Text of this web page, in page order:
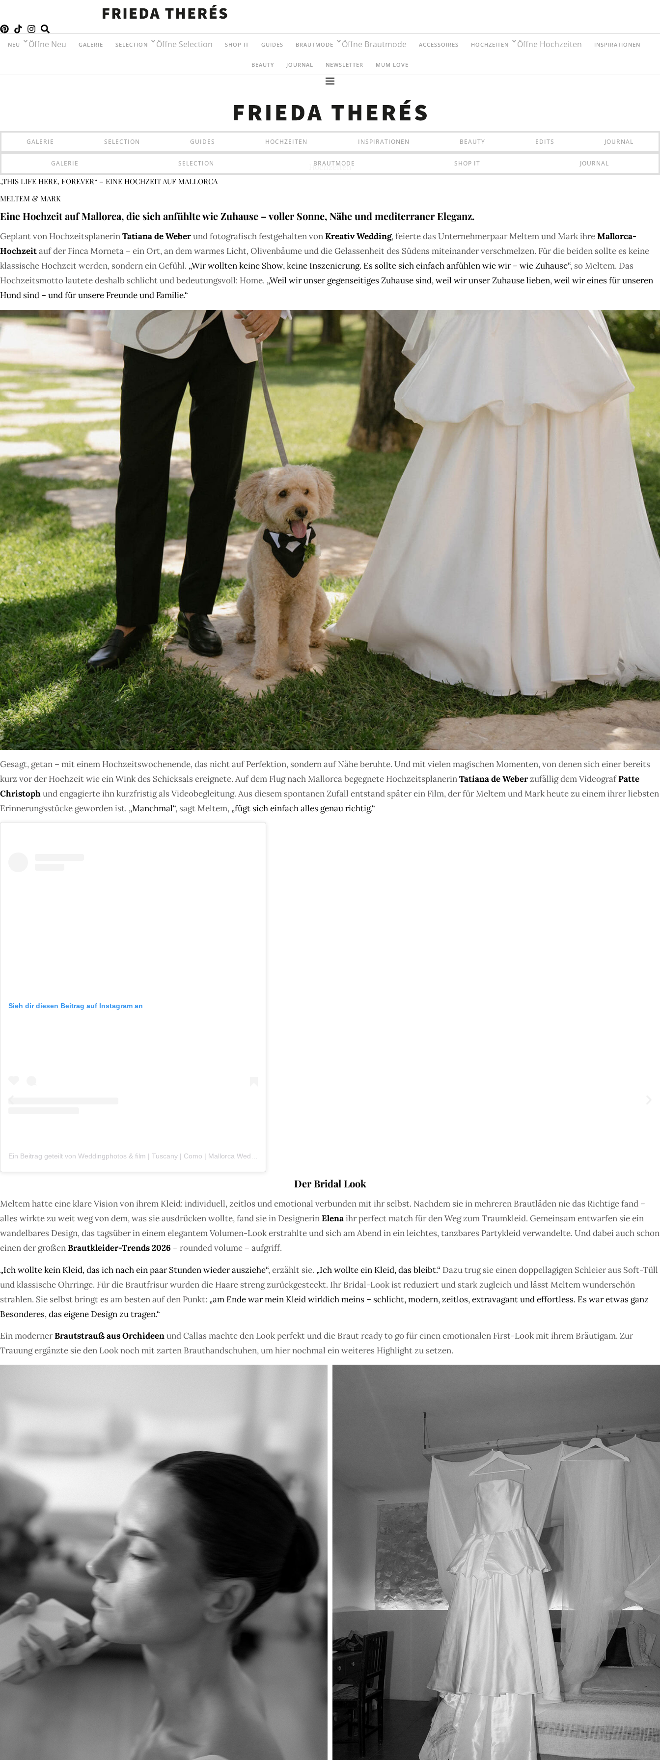
NEU Öffne Neu GALERIE SELECTION Öffne Selection SHOP IT GUIDES BRAUTMODE Öffne Brautmode ACCESSOIRES HOCHZEITEN Öffne Hochzeiten INSPIRATIONEN
BEAUTY JOURNAL NEWSLETTER MUM LOVE
GALERIE SELECTION GUIDES HOCHZEITEN INSPIRATIONEN BEAUTY EDITS JOURNAL
GALERIE SELECTION BRAUTMODE SHOP IT JOURNAL
Hochzeiten
„THIS LIFE HERE, FOREVER“ – EINE HOCHZEIT AUF MALLORCA
MELTEM & MARK
Eine Hochzeit auf Mallorca, die sich anfühlte wie Zuhause – voller Sonne, Nähe und mediterraner Eleganz.
Geplant von HochzeitsplanerinTatiana de Weberund fotografisch festgehalten vonKreativ Wedding, feierte das Unternehmerpaar Meltem und Mark ihreMallorca-
Hochzeitauf der Finca Morneta – ein Ort, an dem warmes Licht, Olivenbäume und die Gelassenheit des Südens miteinander verschmelzen. Für die beiden sollte es keine
klassische Hochzeit werden, sondern ein Gefühl. „Wir wollten keine Show, keine Inszenierung. Es sollte sich einfach anfühlen wie wir – wie Zuhause“, so Meltem. Das
Hochzeitsmotto lautete deshalb schlicht und bedeutungsvoll: Home. „Weil wir unser gegenseitiges Zuhause sind, weil wir unser Zuhause lieben, weil wir eines für unseren
Hund sind – und für unsere Freunde und Familie.“
Gesagt, getan – mit einem Hochzeitswochenende, das nicht auf Perfektion, sondern auf Nähe beruhte. Und mit vielen magischen Momenten, von denen sich einer bereits
kurz vor der Hochzeit wie ein Wink des Schicksals ereignete. Auf dem Flug nach Mallorca begegnete HochzeitsplanerinTatiana de Weberzufällig dem VideografPatte
Christophund engagierte ihn kurzfristig als Videobegleitung. Aus diesem spontanen Zufall entstand später ein Film, der für Meltem und Mark heute zu einem ihrer liebsten
Erinnerungsstücke geworden ist. „Manchmal“, sagt Meltem, „fügt sich einfach alles genau richtig.“
Sieh dir diesen Beitrag auf Instagram an
Der Bridal Look
Meltem hatte eine klare Vision von ihrem Kleid: individuell, zeitlos und emotional verbunden mit ihr selbst. Nachdem sie in mehreren Brautläden nie das Richtige fand –
alles wirkte zu weit weg von dem, was sie ausdrücken wollte, fand sie in DesignerinElenaihr perfect match für den Weg zum Traumkleid. Gemeinsam entwarfen sie ein
wandelbares Design, das tagsüber in einem elegantem Volumen-Look erstrahlte und sich am Abend in ein leichtes, tanzbares Partykleid verwandelte. Und dabei auch schon
einen der großenBrautkleider-Trends 2026 – rounded volume – aufgriff.
„Ich wollte kein Kleid, das ich nach ein paar Stunden wieder ausziehe“, erzählt sie. „Ich wollte ein Kleid, das bleibt.“ Dazu trug sie einen doppellagigen Schleier aus Soft-Tüll
und klassische Ohrringe. Für die Brautfrisur wurden die Haare streng zurückgesteckt. Ihr Bridal-Look ist reduziert und stark zugleich und lässt Meltem wunderschön
strahlen. Sie selbst bringt es am besten auf den Punkt: „am Ende war mein Kleid wirklich meins – schlicht, modern, zeitlos, extravagant und effortless. Es war etwas ganz
Besonderes, das eigene Design zu tragen.“
Ein modernerBrautstrauß aus Orchideenund Callas machte den Look perfekt und die Braut ready to go für einen emotionalen First-Look mit ihrem Bräutigam. Zur
Trauung ergänzte sie den Look noch mit zarten Brauthandschuhen, um hier nochmal ein weiteres Highlight zu setzen.